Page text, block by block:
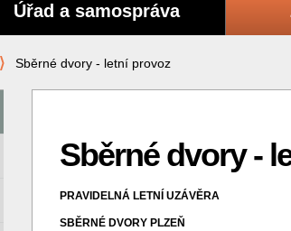
Sběrné dvory - letní provoz
Sběrné dvory -
PRAVIDELNÁ LETNÍ UZÁVĚRA
SBĚRNÉ DVORY PLZEŇ
Úřad a samospráva